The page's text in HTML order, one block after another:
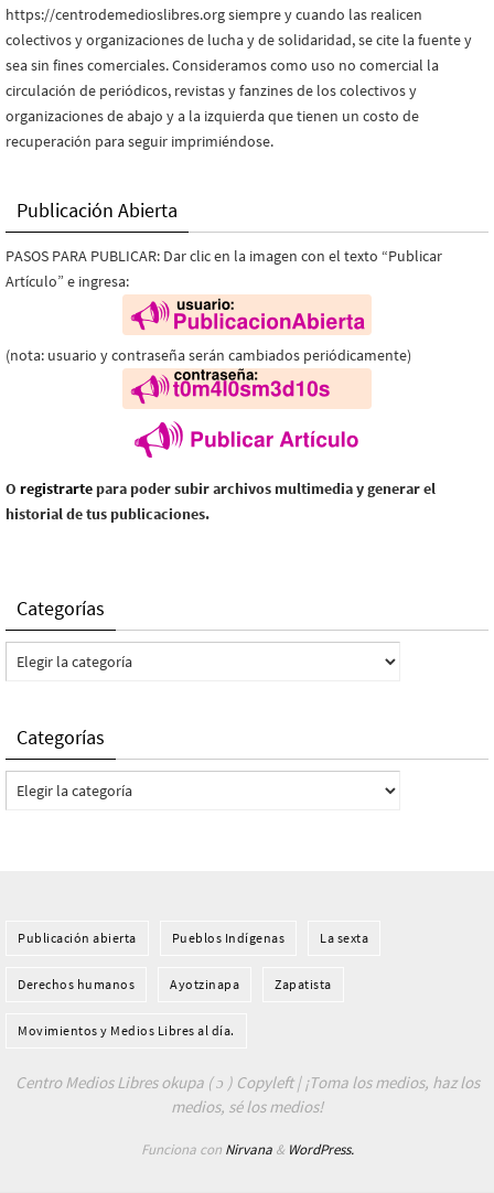
https://centrodemedioslibres.org siempre y cuando las realicen
colectivos y organizaciones de lucha y de solidaridad, se cite la fuente y
sea sin fines comerciales. Consideramos como uso no comercial la
circulación de periódicos, revistas y fanzines de los colectivos y
organizaciones de abajo y a la izquierda que tienen un costo de
recuperación para seguir imprimiéndose.
Publicación Abierta
PASOS PARA PUBLICAR: Dar clic en la imagen con el texto “Publicar
Artículo” e ingresa:
(nota: usuario y contraseña serán cambiados periódicamente)
O registrarte para poder subir archivos multimedia y generar el
historial de tus publicaciones.
Categorías
Categorías
Categorías
Categorías
Publicación abierta Pueblos Indí­genas La sexta
Derechos humanos Ayotzinapa Zapatista
Movimientos y Medios Libres al día.
Centro Medios Libres okupa ( ɔ ) Copyleft | ¡Toma los medios, haz los
medios, sé los medios!
Funciona con Nirvana& WordPress.